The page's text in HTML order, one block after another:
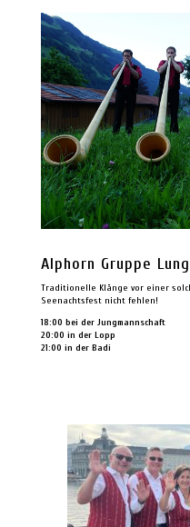
Alphorn Gruppe
Traditionelle Klänge vor einer
Seenachtsfest nicht fehlen!
18:00 bei der Jungmannschaft
20:00 in der Lopp
21:00 in der Badi